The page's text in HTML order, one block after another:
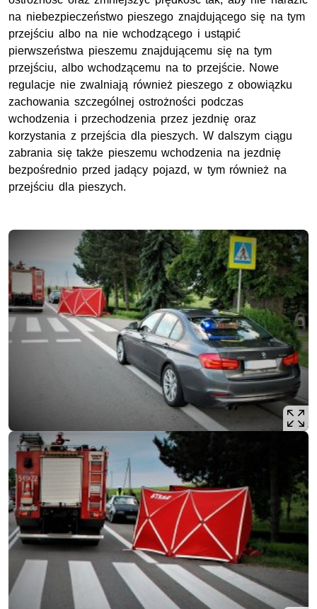
na niebezpieczeństwo pieszego znajdującego się na tym
przejściu albo na nie wchodzącego i ustąpić
pierwszeństwa pieszemu znajdującemu się na tym
przejściu, albo wchodzącemu na to przejście. Nowe
regulacje nie zwalniają również pieszego z obowiązku
zachowania szczególnej ostrożności podczas
wchodzenia i przechodzenia przez jezdnię oraz
korzystania z przejścia dla pieszych. W dalszym ciągu
zabrania się także pieszemu wchodzenia na jezdnię
bezpośrednio przed jadący pojazd, w tym również na
przejściu dla pieszych.